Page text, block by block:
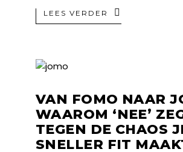
LEES VERDER
VAN FOMO NAAR
WAAROM ‘NEE’
TEGEN DE CHAOS
SNELLER FIT